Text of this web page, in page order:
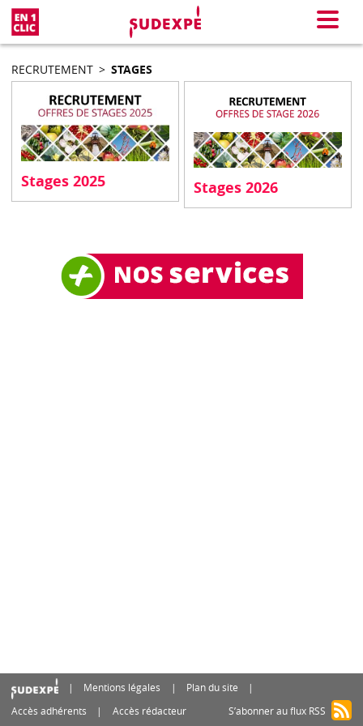
Menu
RECRUTEMENT > STAGES
Stages 2025 Stages 2026
Mentions légales
Plan du site
Accès adhérents
Accès rédacteur S’abonner au flux RSS